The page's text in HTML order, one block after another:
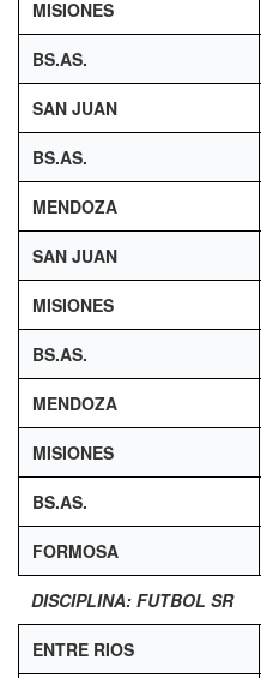
MISIONES
BS.AS.
SAN JUAN
BS.AS.
MENDOZA
SAN JUAN
MISIONES
BS.AS.
MENDOZA
MISIONES
BS.AS.
FORMOSA
DISCIPLINA: FUTBOL SR
ENTRE RIOS